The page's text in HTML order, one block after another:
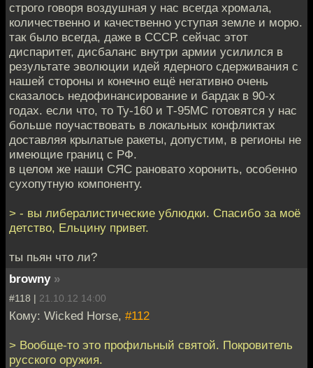
строго говоря воздушная у нас всегда хромала,
количественно и качественно уступая земле и морю.
так было всегда, даже в СССР. сейчас этот
диспаритет, дисбаланс внутри армии усилился в
результате эволюции идей ядерного сдерживания с
нашей стороны и конечно ещё негативно очень
сказалось недофинансирование и бардак в 90-х
годах. если что, то Ту-160 и Т-95МС готовятся у нас
больше поучаствовать в локальных конфликтах
доставляя крылатые ракеты, допустим, в регионы не
имеющие границ с РФ.
в целом же наши СЯС рановато хоронить, особенно
сухопутную компоненту.
> - вы либералистические ублюдки. Спасибо за моё
детство, Ельцину привет.
ты пьян что ли?
browny »
#118 | 21.10.12 14:00
Кому: Wicked Horse, #112
> Вообще-то это профильный святой. Покровитель
русского оружия.